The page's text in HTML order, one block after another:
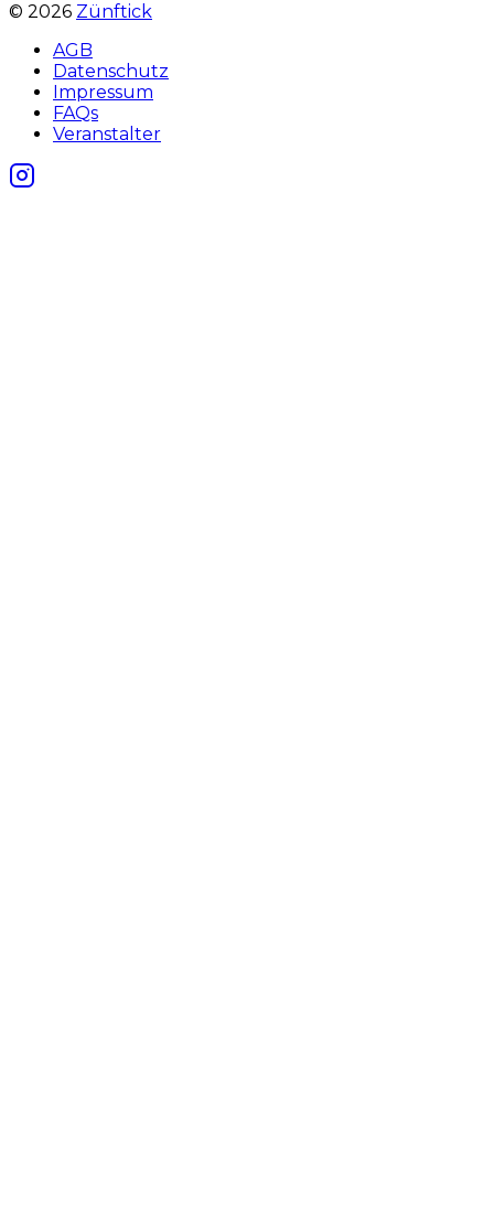
© 2026 Zünftick
AGB
Datenschutz
Impressum
FAQs
Veranstalter